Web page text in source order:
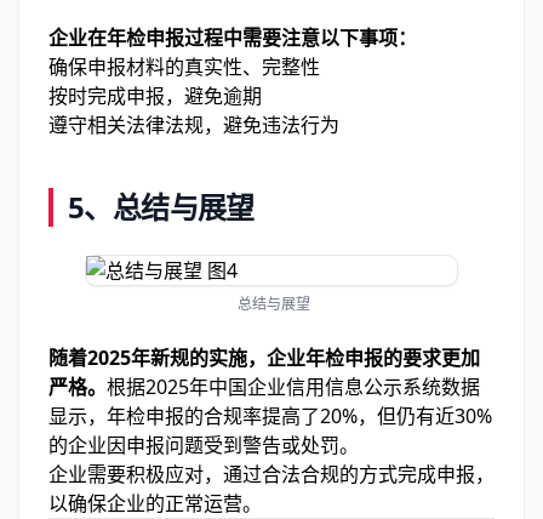
企业在年检申报过程中需要注意以下事项：
确保申报材料的真实性、完整性
按时完成申报，避免逾期
遵守相关法律法规，避免违法行为
5、总结与展望
总结与展望
随着2025年新规的实施，企业年检申报的要求更加
严格。 根据2025年中国企业信用信息公示系统数据
显示，年检申报的合规率提高了20%，但仍有近30%
的企业因申报问题受到警告或处罚。
企业需要积极应对，通过合法合规的方式完成申报，
以确保企业的正常运营。